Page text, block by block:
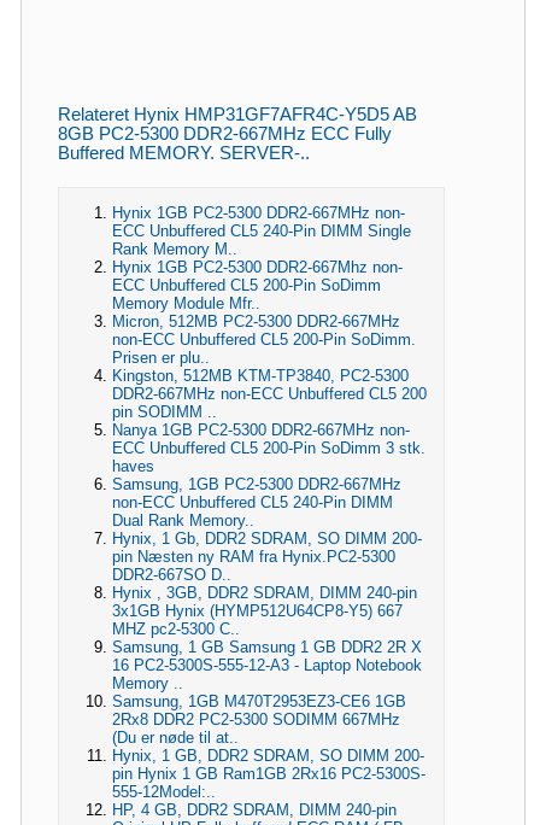
Relateret Hynix HMP31GF7AFR4C-Y5D5 AB
8GB PC2-5300 DDR2-667MHz ECC Fully
Buffered MEMORY. SERVER-..
Hynix 1GB PC2-5300 DDR2-667MHz non-
ECC Unbuffered CL5 240-Pin DIMM Single
Rank Memory M..
Hynix 1GB PC2-5300 DDR2-667Mhz non-
ECC Unbuffered CL5 200-Pin SoDimm
Memory Module Mfr..
Micron, 512MB PC2-5300 DDR2-667MHz
non-ECC Unbuffered CL5 200-Pin SoDimm.
Prisen er plu..
Kingston, 512MB KTM-TP3840, PC2-5300
DDR2-667MHz non-ECC Unbuffered CL5 200
pin SODIMM ..
Nanya 1GB PC2-5300 DDR2-667MHz non-
ECC Unbuffered CL5 200-Pin SoDimm 3 stk.
haves
Samsung, 1GB PC2-5300 DDR2-667MHz
non-ECC Unbuffered CL5 240-Pin DIMM
Dual Rank Memory..
Hynix, 1 Gb, DDR2 SDRAM, SO DIMM 200-
pin Næsten ny RAM fra Hynix.PC2-5300
DDR2-667SO D..
Hynix , 3GB, DDR2 SDRAM, DIMM 240-pin
3x1GB Hynix (HYMP512U64CP8-Y5) 667
MHZ pc2-5300 C..
Samsung, 1 GB Samsung 1 GB DDR2 2R X
16 PC2-5300S-555-12-A3 - Laptop Notebook
Memory ..
Samsung, 1GB M470T2953EZ3-CE6 1GB
2Rx8 DDR2 PC2-5300 SODIMM 667MHz
(Du er nøde til at..
Hynix, 1 GB, DDR2 SDRAM, SO DIMM 200-
pin Hynix 1 GB Ram1GB 2Rx16 PC2-5300S-
555-12Model:..
HP, 4 GB, DDR2 SDRAM, DIMM 240-pin